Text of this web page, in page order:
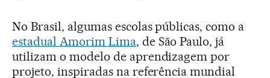
No Brasil, algumas escolas públicas, como a
estadual Amorim Lima, de São Paulo, já
utilizam o modelo de aprendizagem por
projeto, inspiradas na referência mundial